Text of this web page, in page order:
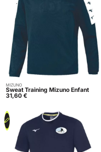
Acheter
MIZUNO
Sweat Training Mizuno Enfant
31,60 €